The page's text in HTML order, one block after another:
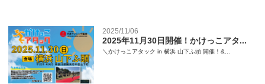
2025/11/06
2025年11月30日開催！かけっこアタ...
＼かけっこアタック in 横浜 山下ふ頭 開催！&...